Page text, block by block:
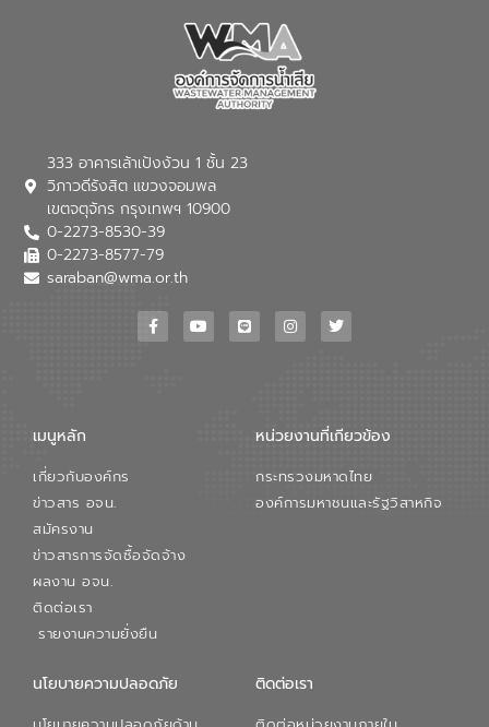
333 อาคารเล้าเป้งง้วน 1 ชั้น 23
วิภาวดีรังสิต แขวงจอมพล
เขตจตุจักร กรุงเทพฯ 10900
0-2273-8530-39
0-2273-8577-79
saraban@wma.or.th
เมนูหลัก
เกี่ยวกับองค์กร
ข่าวสาร อจน.
สมัครงาน
ข่าวสารการจัดซื้อจัดจ้าง
ผลงาน อจน.
ติดต่อเรา
รายงานความยั่งยืน
หน่วยงานที่เกียวข้อง
กระทรวงมหาดไทย
องค์การมหาชนและรัฐวิสาหกิจ
นโยบายความปลอดภัย ติดต่อเรา